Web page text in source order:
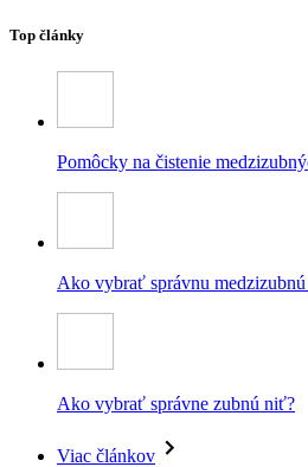
Top články
Pomôcky na čistenie
Ako vybrať správnu
Ako vybrať správne zubnú niť?
Viac článkov